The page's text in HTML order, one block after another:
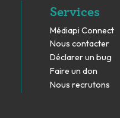
Services
Médiapi Connect
Nous contacter
Déclarer un bug
Faire un don
Nous recrutons